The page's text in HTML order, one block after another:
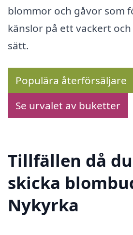
blommor och gåvor som
känslor på ett vackert
sätt.
Populära återförsäljare
Se urvalet av buketter
Tillfällen då
skicka
Nykyrka